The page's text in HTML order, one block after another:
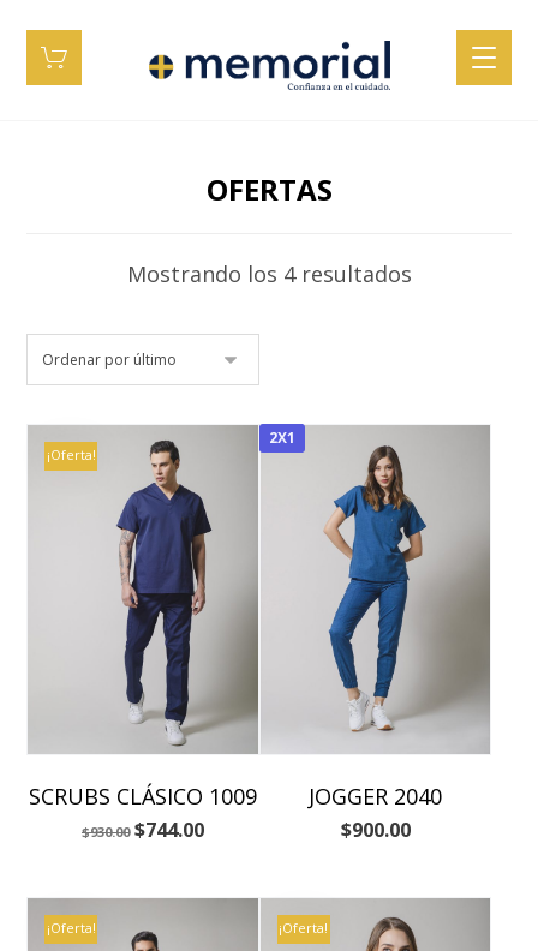
OFERTAS
Mostrando los 4 resultados
SCRUBS CLÁSICO 1009
$930.00 $744.00
¡Oferta!
2X1
JOGGER 2040
$900.00
¡Oferta! ¡Oferta!